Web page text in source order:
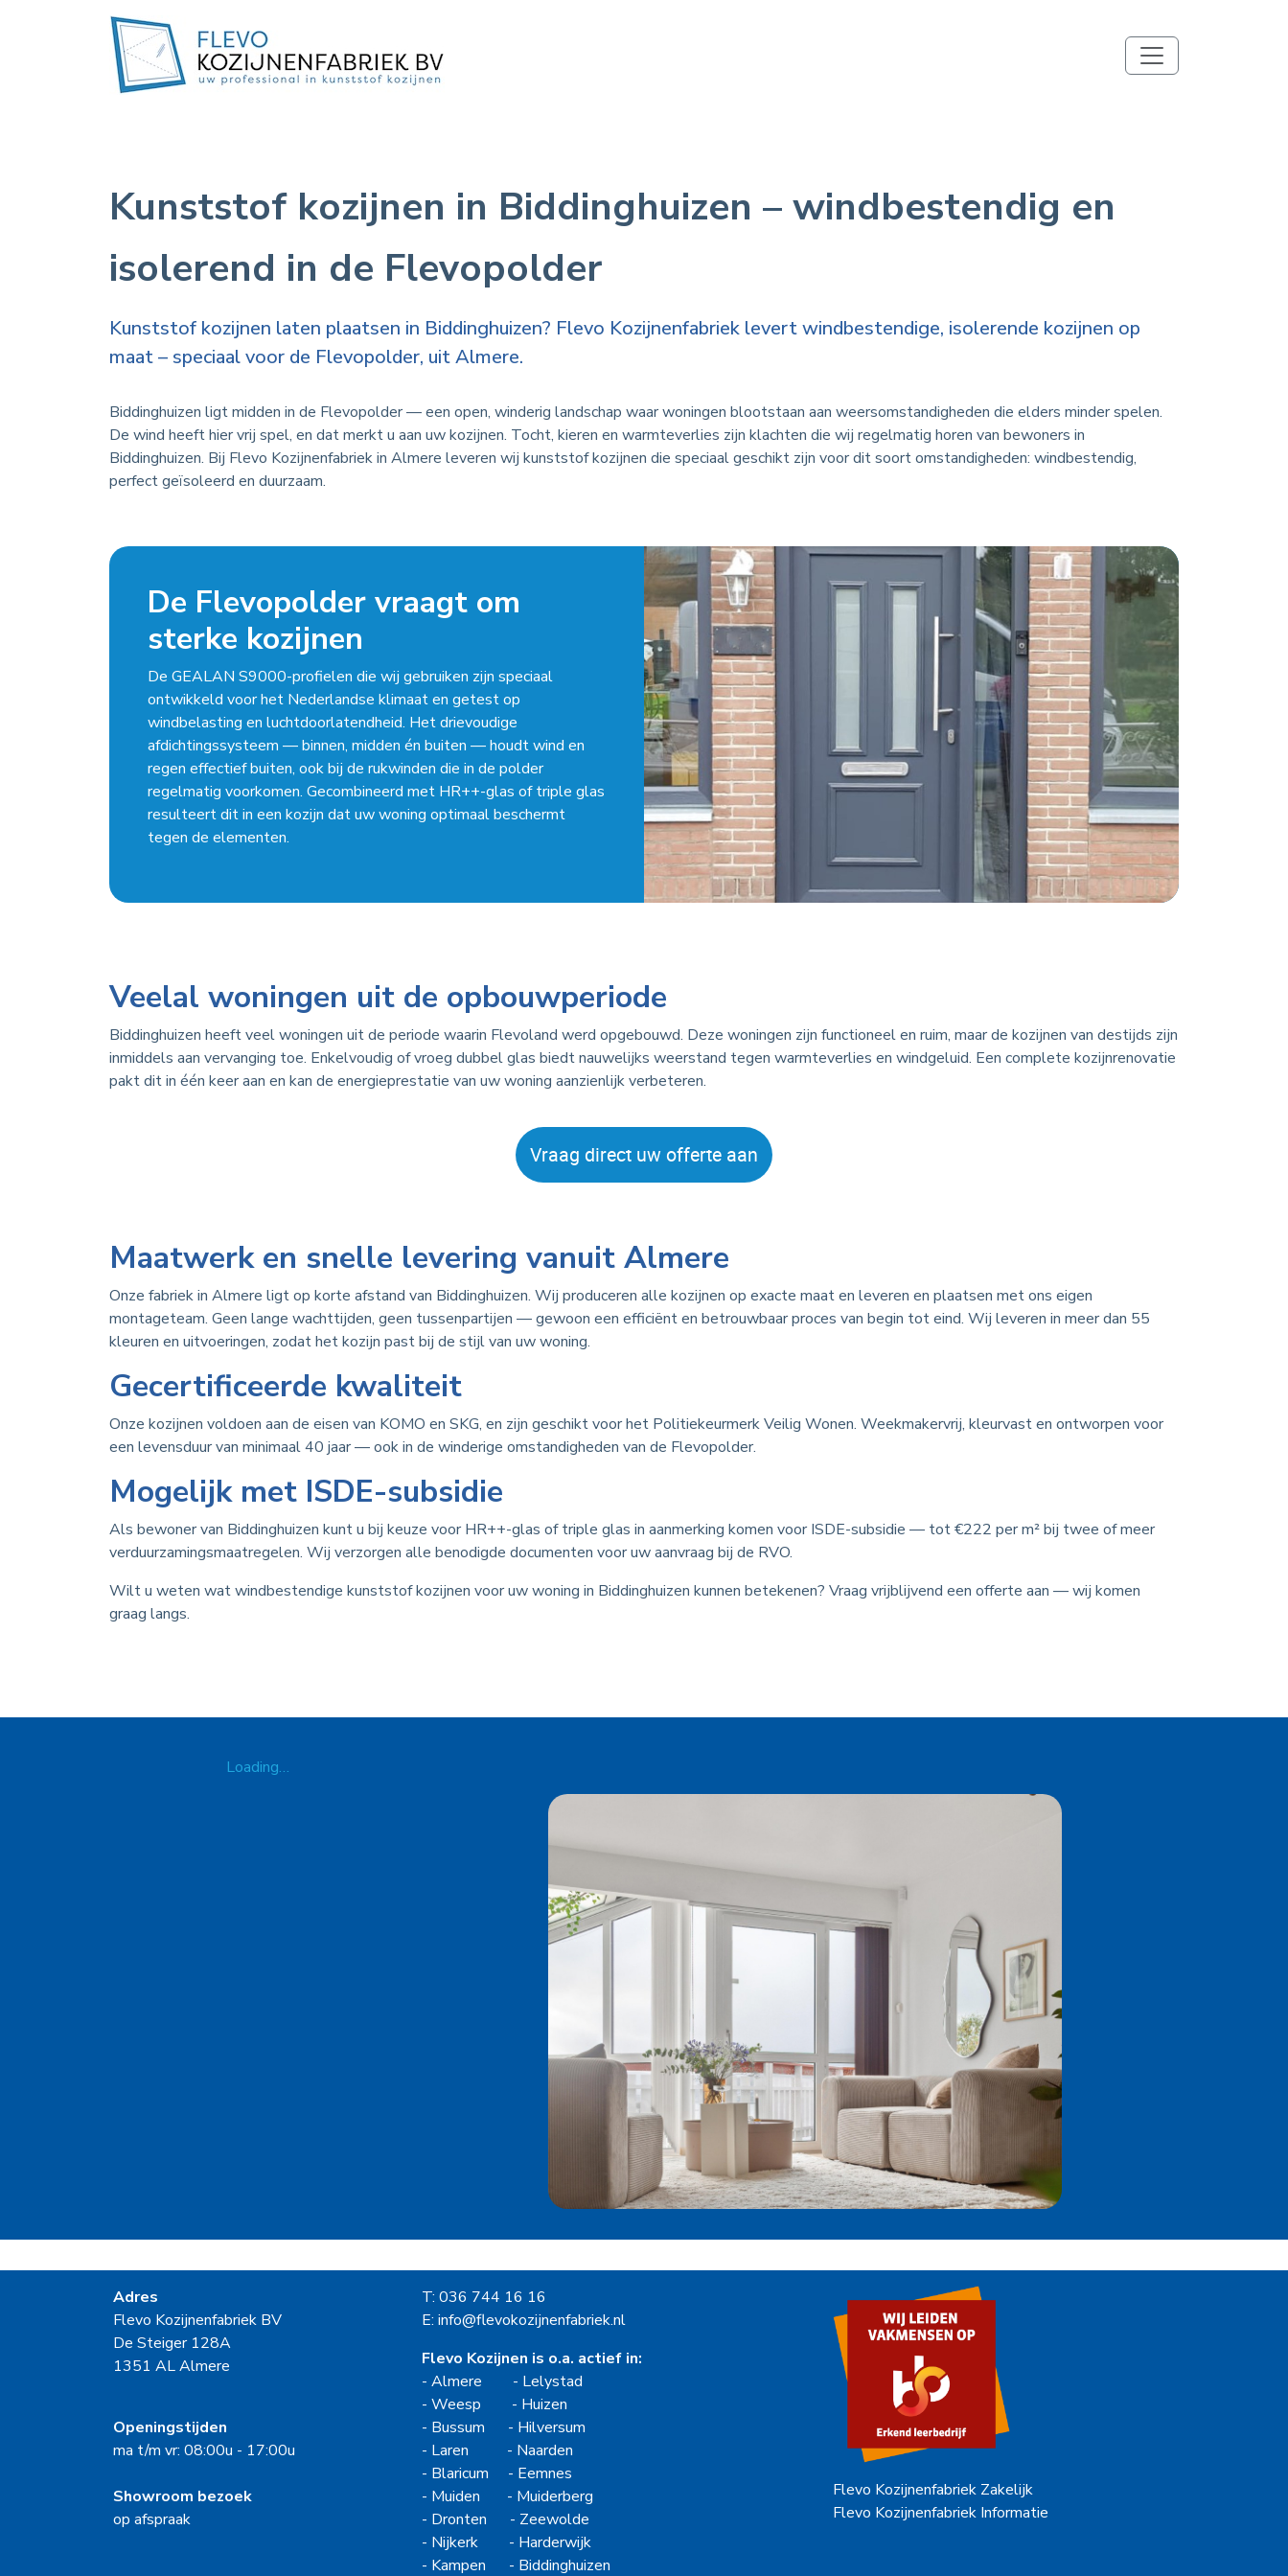
Kunststof kozijnen in Biddinghuizen – windbestendig en
isolerend in de Flevopolder
Kunststof kozijnen laten plaatsen in Biddinghuizen? Flevo Kozijnenfabriek levert windbestendige, isolerende kozijnen op
maat – speciaal voor de Flevopolder, uit Almere.
Biddinghuizen ligt midden in de Flevopolder — een open, winderig landschap waar woningen blootstaan aan weersomstandigheden die elders minder spelen.
De wind heeft hier vrij spel, en dat merkt u aan uw kozijnen. Tocht, kieren en warmteverlies zijn klachten die wij regelmatig horen van bewoners in
Biddinghuizen. Bij Flevo Kozijnenfabriek in Almere leveren wij kunststof kozijnen die speciaal geschikt zijn voor dit soort omstandigheden: windbestendig,
perfect geïsoleerd en duurzaam.
De Flevopolder vraagt om
sterke kozijnen
De GEALAN S9000-profielen die wij gebruiken zijn speciaal
ontwikkeld voor het Nederlandse klimaat en getest op
windbelasting en luchtdoorlatendheid. Het drievoudige
afdichtingssysteem — binnen, midden én buiten — houdt wind en
regen effectief buiten, ook bij de rukwinden die in de polder
regelmatig voorkomen. Gecombineerd met HR++-glas of triple glas
resulteert dit in een kozijn dat uw woning optimaal beschermt
tegen de elementen.
Veelal woningen uit de opbouwperiode
Biddinghuizen heeft veel woningen uit de periode waarin Flevoland werd opgebouwd. Deze woningen zijn functioneel en ruim, maar de kozijnen van destijds zijn
inmiddels aan vervanging toe. Enkelvoudig of vroeg dubbel glas biedt nauwelijks weerstand tegen warmteverlies en windgeluid. Een complete kozijnrenovatie
pakt dit in één keer aan en kan de energieprestatie van uw woning aanzienlijk verbeteren.
Vraag direct uw offerte aan
Maatwerk en snelle levering vanuit Almere
Onze fabriek in Almere ligt op korte afstand van Biddinghuizen. Wij produceren alle kozijnen op exacte maat en leveren en plaatsen met ons eigen
montageteam. Geen lange wachttijden, geen tussenpartijen — gewoon een efficiënt en betrouwbaar proces van begin tot eind. Wij leveren in meer dan 55
kleuren en uitvoeringen, zodat het kozijn past bij de stijl van uw woning.
Gecertificeerde kwaliteit
Onze kozijnen voldoen aan de eisen van KOMO en SKG, en zijn geschikt voor het Politiekeurmerk Veilig Wonen. Weekmakervrij, kleurvast en ontworpen voor
een levensduur van minimaal 40 jaar — ook in de winderige omstandigheden van de Flevopolder.
Mogelijk met ISDE-subsidie
Als bewoner van Biddinghuizen kunt u bij keuze voor HR++-glas of triple glas in aanmerking komen voor ISDE-subsidie — tot €222 per m² bij twee of meer
verduurzamingsmaatregelen. Wij verzorgen alle benodigde documenten voor uw aanvraag bij de RVO.
Wilt u weten wat windbestendige kunststof kozijnen voor uw woning in Biddinghuizen kunnen betekenen? Vraag vrijblijvend een offerte aan — wij komen
graag langs.
Loading…
Adres
Flevo Kozijnenfabriek BV
De Steiger 128A
1351 AL Almere
Openingstijden
ma t/m vr: 08:00u - 17:00u
Showroom bezoek
op afspraak
T: 036 744 16 16
E: info@flevokozijnenfabriek.nl
Flevo Kozijnen is o.a. actief in:
-Almere - Lelystad
-Weesp - Huizen
- Bussum - Hilversum
- Laren - Naarden
- Blaricum - Eemnes
- Muiden - Muiderberg
- Dronten - Zeewolde
- Nijkerk - Harderwijk
- Kampen - Biddinghuizen
Flevo Kozijnenfabriek Zakelijk
Flevo Kozijnenfabriek Informatie